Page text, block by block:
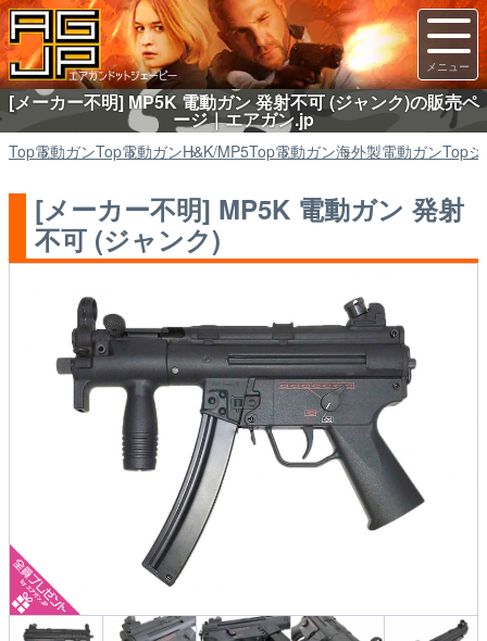
[メーカー不明] MP5K 電動ガン 発射不可 (ジャンク)の販売ペ
ージ｜エアガン.jp
Top電動ガンTop電動ガンH&K/MP5Top電動ガン海外製電動ガンTop
[メーカー不明] MP5K 電動ガン 発射
不可 (ジャンク)